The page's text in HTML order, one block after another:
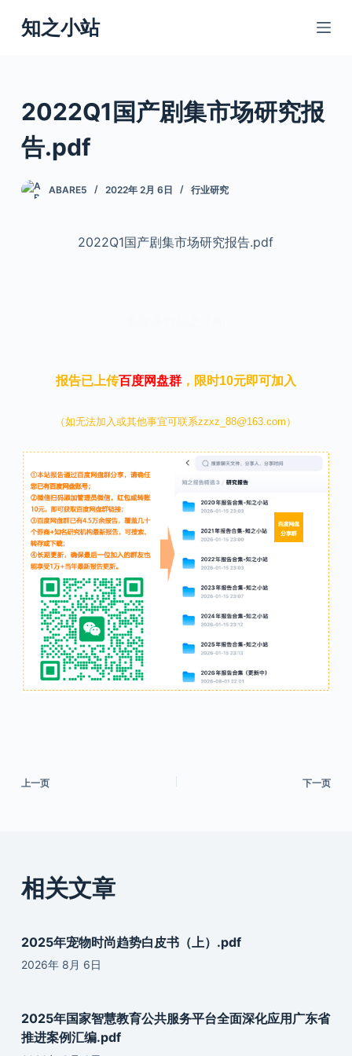
跳
过
知之小站
2022Q1国产剧集市场研究报
告.pdf
ABARE5 2022年 2月 6日 行业研究
2022Q1国产剧集市场研究报告.pdf
报告已上传百度网盘群，限时10元即可加入
（如无法加入或其他事宜可联系zzxz_88@163.com）
上一页 下一页
相关文章
2025年宠物时尚趋势白皮书（上）.pdf
2026年 8月 6日
2025年国家智慧教育公共服务平台全面深化应用广东省
推进案例汇编.pdf